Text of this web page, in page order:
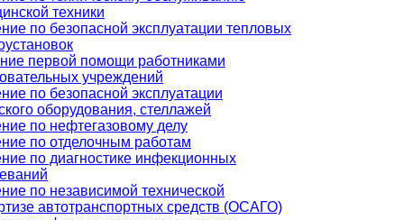
техники
по безопасной эксплуатации тепловых
первой помощи работниками
учреждений
по безопасной эксплуатации
оборудования, стеллажей
по нефтегазовому делу
по отделочным работам
по диагностике инфекционных
по независимой технической
автотранспортных средств (ОСАГО)